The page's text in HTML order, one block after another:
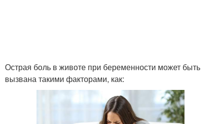
Острая боль в животе при беременности может быть
вызвана такими факторами, как: